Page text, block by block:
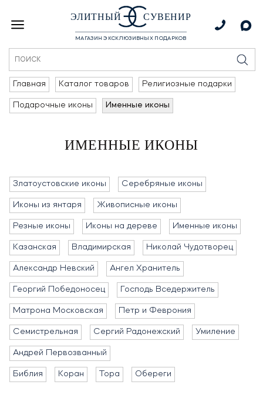
ЭЛИТНЫЙ СУВЕНИР
МАГАЗИН ЭКСКЛЮЗИВНЫХ ПОДАРКОВ
Главная Каталог товаров Религиозные подарки
Подарочные иконы Именные иконы
ИМЕННЫЕ ИКОНЫ
Златоустовские иконы Серебряные иконы
Иконы из янтаря Живописные иконы
Резные иконы Иконы на дереве Именные иконы
Казанская Владимирская Николай Чудотворец
Александр Невский Ангел Хранитель
Георгий Победоносец Господь Вседержитель
Матрона Московская Петр и Феврония
Семистрельная Сергий Радонежский Умиление
Андрей Первозванный
Библия Коран Тора Обереги